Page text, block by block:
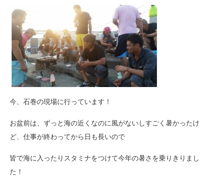
今、石巻の現場に行っています！
お盆前は、ずっと海の近くなのに風がないしすごく暑かったけ
ど、仕事が終わってから日も長いので
皆で海に入ったりスタミナをつけて今年の暑さを乗りきりまし
た！